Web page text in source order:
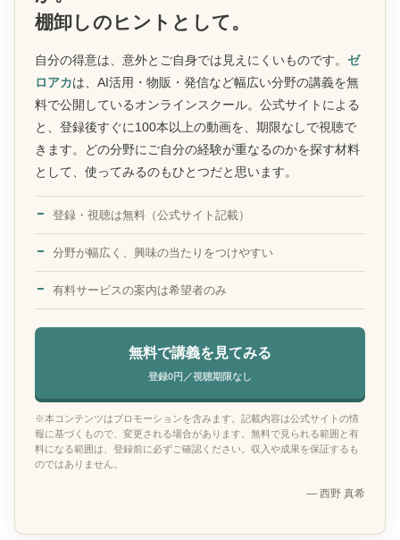
棚卸しのヒントとして。
自分の得意は、意外とご自身では見えにくいものです。 ゼ
ロアカは、AI活用・物販・発信など幅広い分野の講義を無
料で公開しているオンラインスクール。公式サイトによる
と、登録後すぐに100本以上の動画を、期限なしで視聴で
きます。どの分野にご自分の経験が重なるのかを探す材料
として、使ってみるのもひとつだと思います。
登録・視聴は無料（公式サイト記載）
分野が幅広く、興味の当たりをつけやすい
有料サービスの案内は希望者のみ
無料で講義を見てみる
登録0円／視聴期限なし
※本コンテンツはプロモーションを含みます。記載内容は公式サイトの情
報に基づくもので、変更される場合があります。無料で見られる範囲と有
料になる範囲は、登録前に必ずご確認ください。収入や成果を保証するも
のではありません。
— 西野 真希